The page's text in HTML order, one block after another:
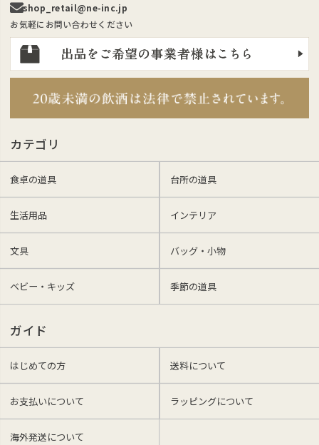
shop_retail@ne-inc.jp
お気軽にお問い合わせください
カテゴリ
食卓の道具 台所の道具
生活用品 インテリア
文具 バッグ・小物
ベビー・キッズ 季節の道具
ガイド
はじめての方 送料について
お支払いについて ラッピングについて
海外発送について